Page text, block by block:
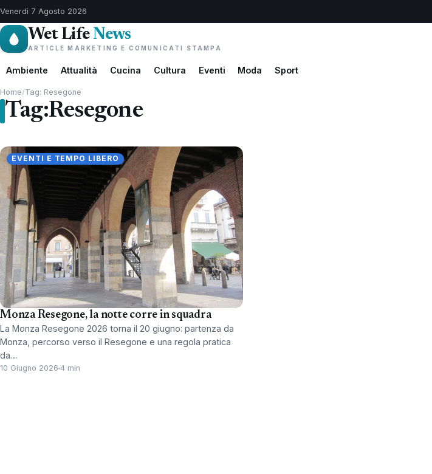
Venerdì 7 Agosto 2026
Wet LifeNews
ARTICLE MARKETING E COMUNICATI STAMPA
Ambiente Attualità Cucina Cultura Eventi Moda Sport
Home/Tag: Resegone
Tag:Resegone
EVENTI E TEMPO LIBERO
Monza Resegone, la notte corre in squadra
La Monza Resegone 2026 torna il 20 giugno: partenza da
Monza, percorso verso il Resegone e una regola pratica
da…
10 Giugno 2026 4 min